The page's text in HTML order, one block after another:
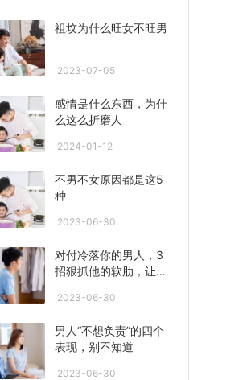
祖坟为什么旺女不旺男
2023-07-05
感情是什么东西，为什
么这么折磨人
2024-01-12
不男不女原因都是这5
种
2023-06-30
对付冷落你的男人，3
招狠抓他的软肋，让他
2023-06-30
男人“不想负责”的四个
表现，别不知道
2023-06-30